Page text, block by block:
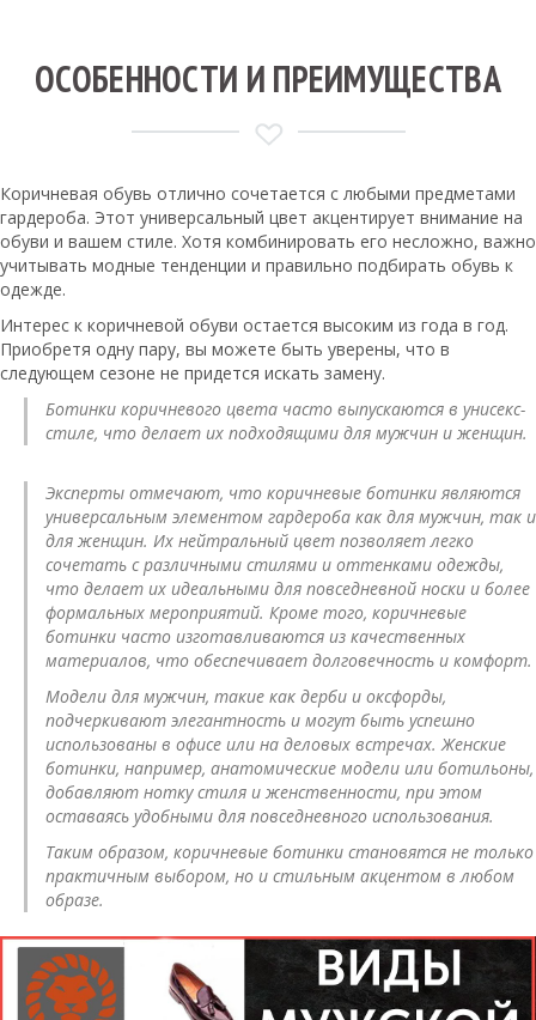
ОСОБЕННОСТИ И ПРЕИМУЩЕСТВА
Коричневая обувь отлично сочетается с любыми предметами
гардероба. Этот универсальный цвет акцентирует внимание на
обуви и вашем стиле. Хотя комбинировать его несложно, важно
учитывать модные тенденции и правильно подбирать обувь к
одежде.
Интерес к коричневой обуви остается высоким из года в год.
Приобретя одну пару, вы можете быть уверены, что в
следующем сезоне не придется искать замену.
Ботинки коричневого цвета часто выпускаются в унисекс-
стиле, что делает их подходящими для мужчин и женщин.
Эксперты отмечают, что коричневые ботинки являются
универсальным элементом гардероба как для мужчин, так и
для женщин. Их нейтральный цвет позволяет легко
сочетать с различными стилями и оттенками одежды,
что делает их идеальными для повседневной носки и более
формальных мероприятий. Кроме того, коричневые
ботинки часто изготавливаются из качественных
материалов, что обеспечивает долговечность и комфорт.
Модели для мужчин, такие как дерби и оксфорды,
подчеркивают элегантность и могут быть успешно
использованы в офисе или на деловых встречах. Женские
ботинки, например, анатомические модели или ботильоны,
добавляют нотку стиля и женственности, при этом
оставаясь удобными для повседневного использования.
Таким образом, коричневые ботинки становятся не только
практичным выбором, но и стильным акцентом в любом
образе.